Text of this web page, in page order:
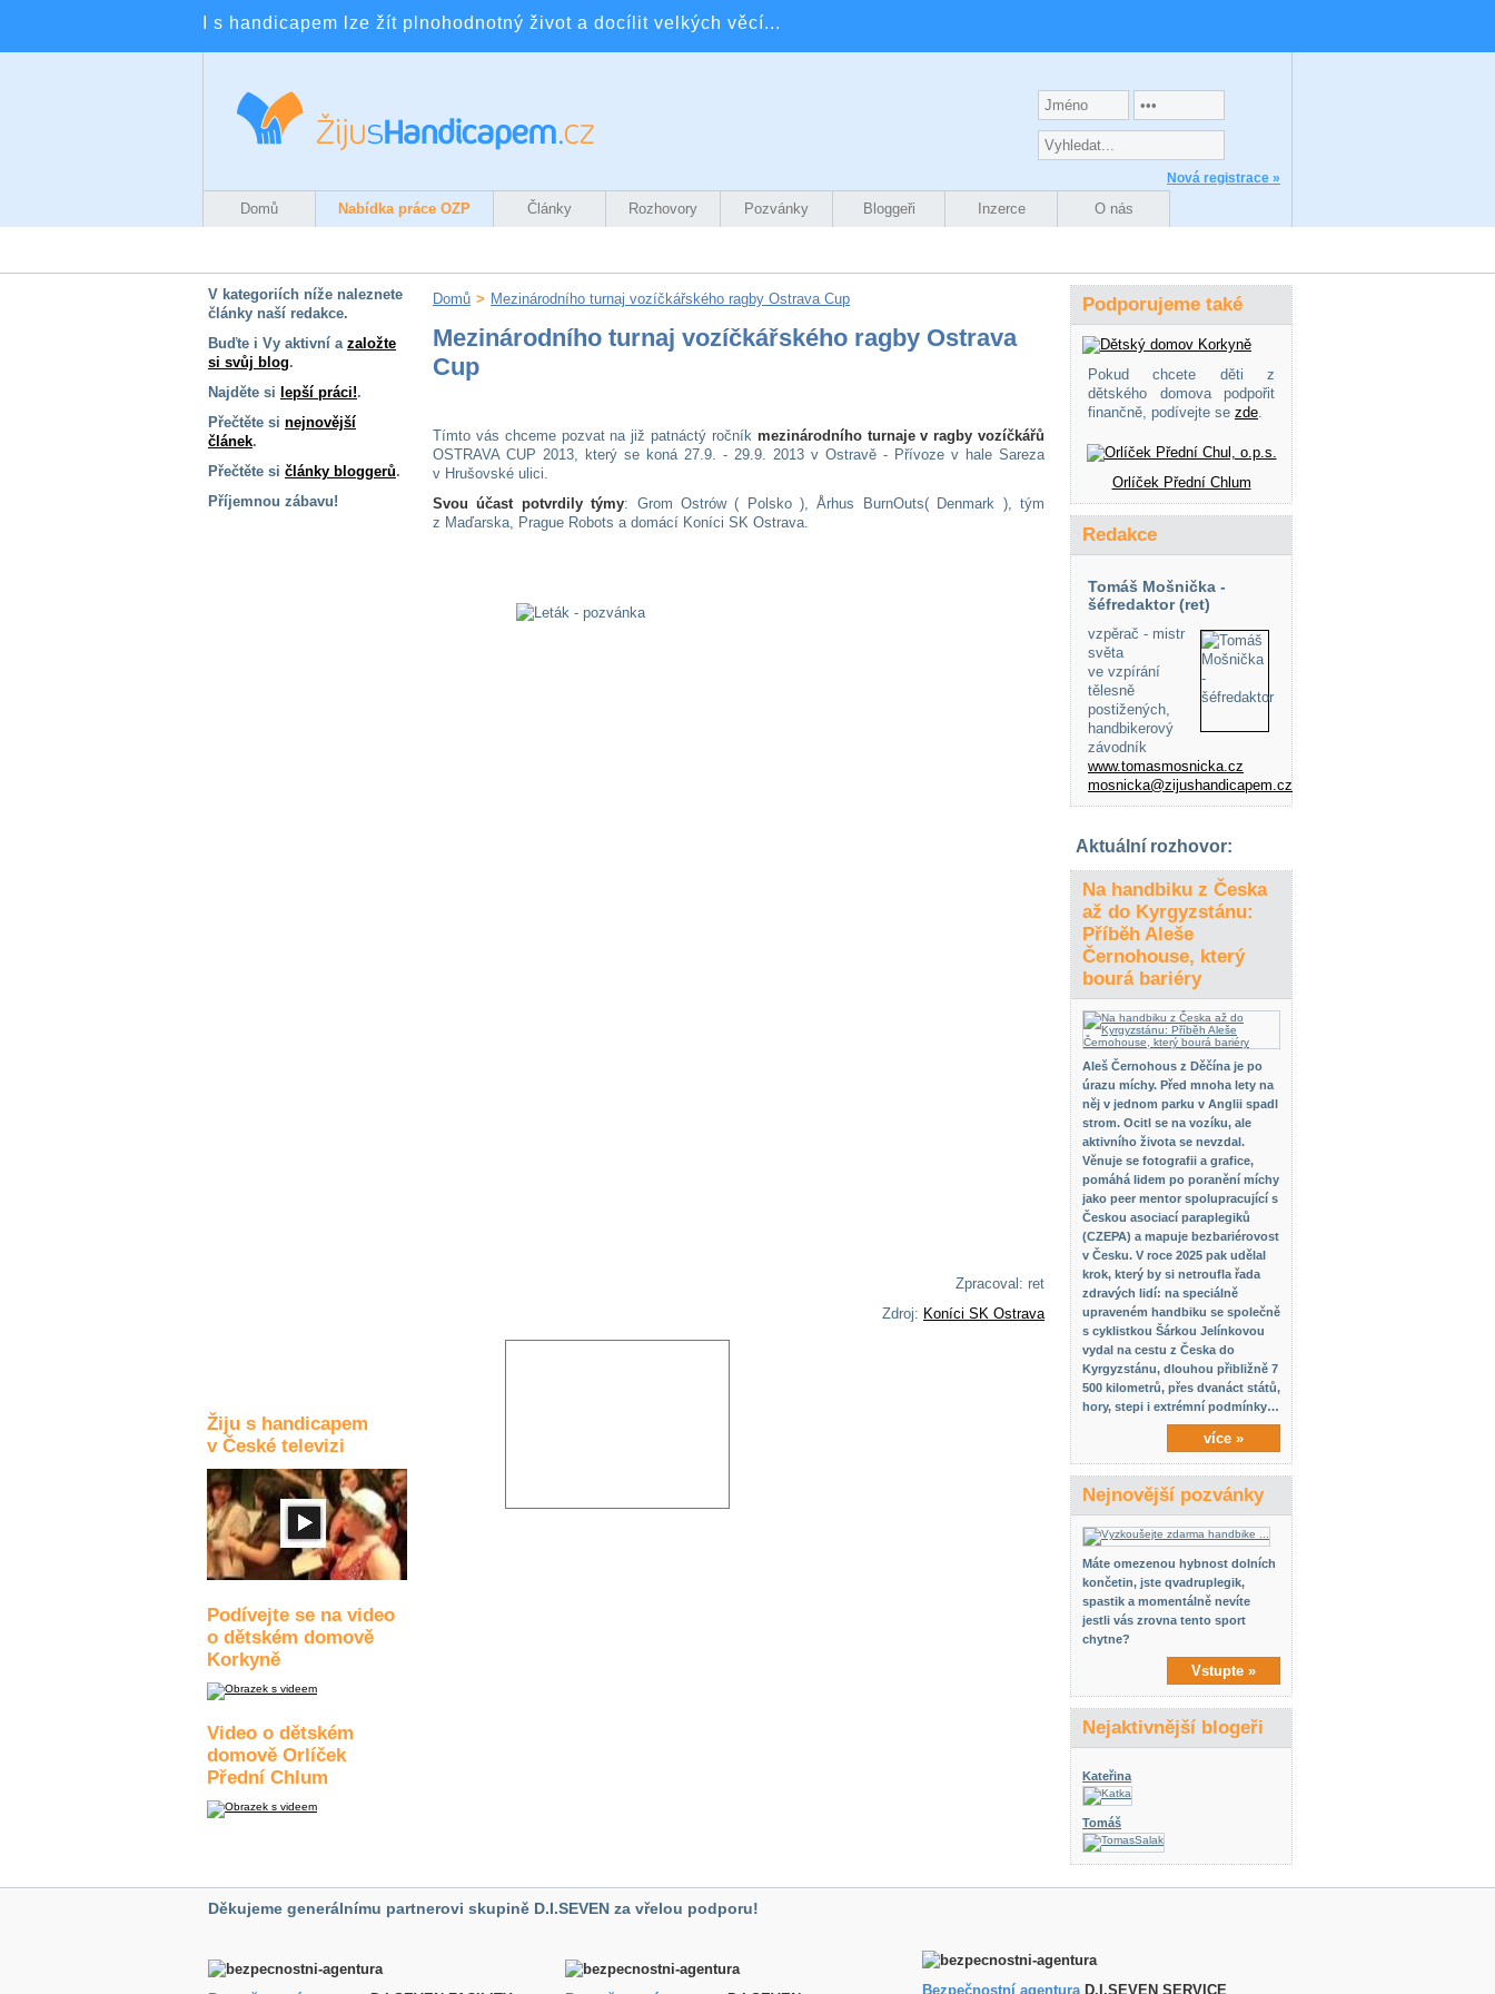
I s handicapem lze žít plnohodnotný život a docílit velkých věcí...
Nová registrace »
Domů Nabídka práce OZP Články Rozhovory Pozvánky Bloggeři Inzerce O nás
V kategoriích níže naleznete
články naší redakce.
Buďte i Vy aktivní a založte
si svůj blog.
Najděte si lepší práci!.
Přečtěte si nejnovější
článek.
Přečtěte si články bloggerů.
Příjemnou zábavu!
Žiju s handicapem
v České televizi
Podívejte se na video
o dětském domově
Korkyně
Video o dětském
domově Orlíček
Přední Chlum
Domů > Mezinárodního turnaj vozíčkářského ragby Ostrava Cup
Mezinárodního turnaj vozíčkářského ragby Ostrava
Cup
Tímto vás chceme pozvat na již patnáctý ročník mezinárodního turnaje v ragby vozíčkářů
OSTRAVA CUP 2013, který se koná 27.9. - 29.9. 2013 v Ostravě - Přívoze v hale Sareza
v Hrušovské ulici.
Svou účast potvrdily týmy: Grom Ostrów ( Polsko ), Århus BurnOuts( Denmark ), tým
z Maďarska, Prague Robots a domácí Koníci SK Ostrava.
Zpracoval: ret
Zdroj: Koníci SK Ostrava
Podporujeme také
Pokud chcete děti z
dětského domova podpořit
finančně, podívejte se zde.
Orlíček Přední Chlum
Redakce
Tomáš Mošnička -
šéfredaktor (ret)
vzpěrač - mistr
světa
ve vzpírání
tělesně
postižených,
handbikerový
závodník
www.tomasmosnicka.cz
mosnicka@zijushandicapem.cz
Aktuální rozhovor:
Na handbiku z Česka
až do Kyrgyzstánu:
Příběh Aleše
Černohouse, který
bourá bariéry
Aleš Černohous z Děčína je po
úrazu míchy. Před mnoha lety na
něj v jednom parku v Anglii spadl
strom. Ocitl se na vozíku, ale
aktivního života se nevzdal.
Věnuje se fotografii a grafice,
pomáhá lidem po poranění míchy
jako peer mentor spolupracující s
Českou asociací paraplegiků
(CZEPA) a mapuje bezbariérovost
v Česku. V roce 2025 pak udělal
krok, který by si netroufla řada
zdravých lidí: na speciálně
upraveném handbiku se společně
s cyklistkou Šárkou Jelínkovou
vydal na cestu z Česka do
Kyrgyzstánu, dlouhou přibližně 7
500 kilometrů, přes dvanáct států,
hory, stepi i extrémní podmínky…
více »
Nejnovější pozvánky
Máte omezenou hybnost dolních
končetin, jste qvadruplegik,
spastik a momentálně nevíte
jestli vás zrovna tento sport
chytne?
Vstupte »
Nejaktivnější blogeři
Kateřina
Tomáš
Děkujeme generálnímu partnerovi skupině D.I.SEVEN za vřelou podporu!
Bezpečnostní agentura D.I.SEVEN SERVICE